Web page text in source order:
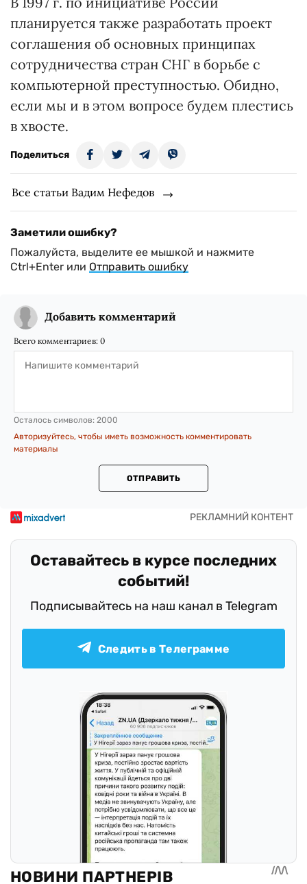
планируется также разработать проект
соглашения об основных принципах
сотрудничества стран СНГ в борьбе с
компьютерной преступностью. Обидно,
если мы и в этом вопросе будем плестись
в хвосте.
Поделиться
Все статьи Вадим Нефедов
Заметили ошибку?
Пожалуйста, выделите ее мышкой и нажмите
Ctrl+Enter или Отправить ошибку
Добавить комментарий
Всего комментариев: 0
Осталось символов: 2000
Авторизуйтесь, чтобы иметь возможность комментировать
материалы
ОТПРАВИТЬ
Оставайтесь в курсе последних
событий!
Подписывайтесь на наш канал в Telegram
Следить в Телеграмме